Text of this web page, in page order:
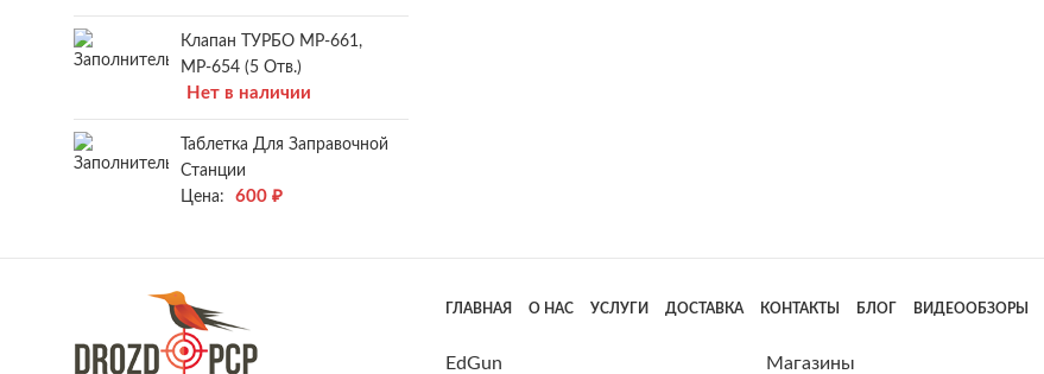
Клапан ТУРБО МР-661,
МР-654 (5 Отв.)
Нет в наличии
Таблетка Для Заправочной
Станции
Цена:
600 ₽
ГЛАВНАЯ О НАС УСЛУГИ ДОСТАВКА КОНТАКТЫ БЛОГ ВИДЕООБЗОРЫ
EdGun
Магазины